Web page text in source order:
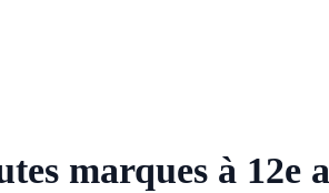
marques à 12e